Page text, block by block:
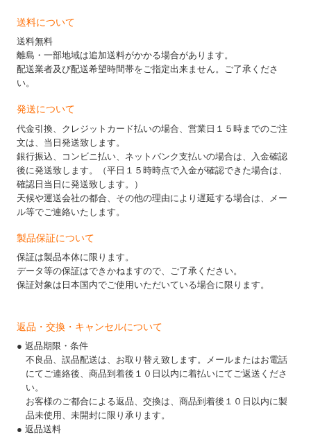
送料について
送料無料
離島・一部地域は追加送料がかかる場合があります。
配送業者及び配送希望時間帯をご指定出来ません。ご了承くださ
い。
発送について
代金引換、クレジットカード払いの場合、営業日１５時までのご注
文は、当日発送致します。
銀行振込、コンビニ払い、ネットバンク支払いの場合は、入金確認
後に発送致します。（平日１５時時点で入金が確認できた場合は、
確認日当日に発送致します。）
天候や運送会社の都合、その他の理由により遅延する場合は、メー
ル等でご連絡いたします。
製品保証について
保証は製品本体に限ります。
データ等の保証はできかねますので、ご了承ください。
保証対象は日本国内でご使用いただいている場合に限ります。
返品・交換・キャンセルについて
● 返品期限・条件
不良品、誤品配送は、お取り替え致します。メールまたはお電話
にてご連絡後、商品到着後１０日以内に着払いにてご返送くださ
い。
お客様のご都合による返品、交換は、商品到着後１０日以内に製
品未使用、未開封に限り承ります。
● 返品送料